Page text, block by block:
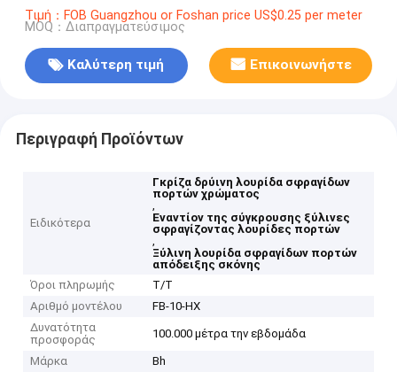
Weatherstripping λουρίδων μορφής λαστιχένιο
σφραγίζοντας
Τιμή：FOB Guangzhou or Foshan price US$0.25 per meter
MOQ：Διαπραγματεύσιμος
Καλύτερη τιμή Επικοινωνήστε
Περιγραφή Προϊόντων
Ειδικότερα
Γκρίζα δρύινη λουρίδα σφραγίδων
πορτών χρώματος
,
Εναντίον της σύγκρουσης ξύλινες
σφραγίζοντας λουρίδες πορτών
,
Ξύλινη λουρίδα σφραγίδων πορτών
απόδειξης σκόνης
Όροι πληρωμής
T/T
Αριθμό μοντέλου
FB-10-HX
Δυνατότητα
προσφοράς
100.000 μέτρα την εβδομάδα
Μάρκα
Bh